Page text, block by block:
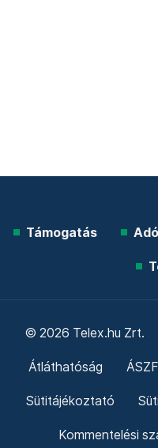
Támogatás
© 2026 Telex.hu Zrt.
Átláthatóság ÁSZF
Sütitájékoztató
Kommentelési